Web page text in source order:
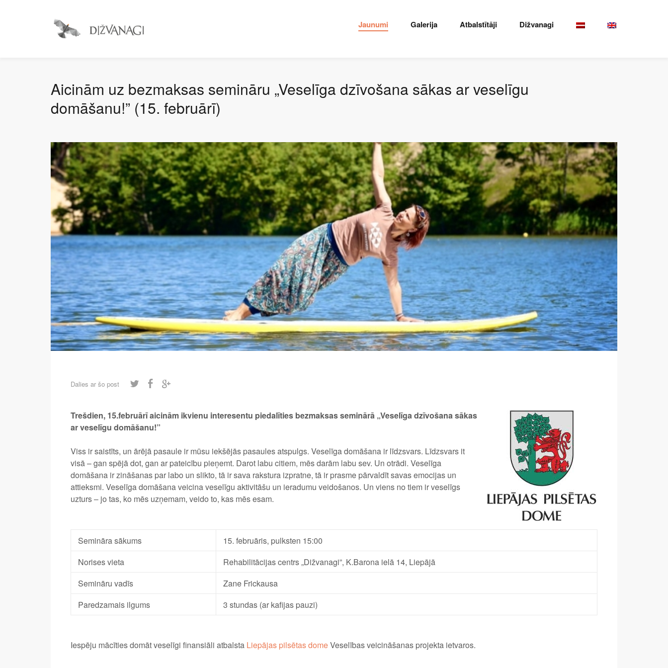
Jaunumi Galerija Atbalstītāji Dižvanagi
Aicinām uz bezmaksas semināru „Veselīga dzīvošana sākas ar veselīgu
domāšanu!” (15. februārī)
Dalies ar šo post
Trešdien, 15.februārī aicinām ikvienu interesentu piedalīties bezmaksas seminārā „Veselīga dzīvošana sākas
ar veselīgu domāšanu!”
Viss ir saistīts, un ārējā pasaule ir mūsu iekšējās pasaules atspulgs. Veselīga domāšana ir līdzsvars. Līdzsvars it
visā – gan spējā dot, gan ar pateicību pieņemt. Darot labu citiem, mēs darām labu sev. Un otrādi. Veselīga
domāšana ir zināšanas par labo un slikto, tā ir sava rakstura izpratne, tā ir prasme pārvaldīt savas emocijas un
attieksmi. Veselīga domāšana veicina veselīgu aktivitāšu un ieradumu veidošanos. Un viens no tiem ir veselīgs
uzturs – jo tas, ko mēs uzņemam, veido to, kas mēs esam.
Semināra sākums
15. februāris, pulksten 15:00
Norises vieta
Rehabilitācijas centrs „Dižvanagi”, K.Barona ielā 14, Liepājā
Semināru vadīs
Zane Frickausa
Paredzamais ilgums
3 stundas (ar kafijas pauzi)
Iespēju mācīties domāt veselīgi finansiāli atbalsta Liepājas pilsētas domeVeselības veicināšanas projekta ietvaros.